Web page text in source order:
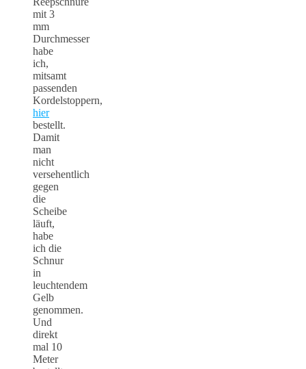
mit 3
mm
Durchmesser
habe
ich,
mitsamt
passenden
Kordelstoppern,
hier
bestellt.
Damit
man
nicht
versehentlich
gegen
die
Scheibe
läuft,
habe
ich die
Schnur
in
leuchtendem
Gelb
genommen.
Und
direkt
mal 10
Meter